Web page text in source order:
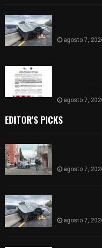
agosto 7,
agosto 7,
EDITOR'S PICKS
agosto 7,
agosto 7,